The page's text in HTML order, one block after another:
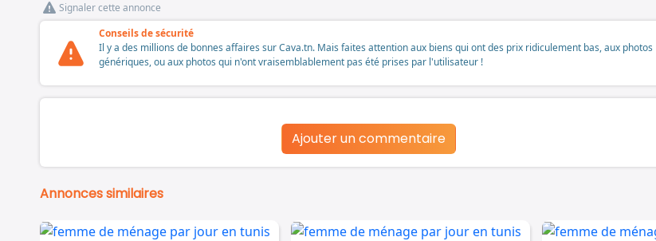
Signaler cette annonce
Conseils de sécurité
Il y a des millions de bonnes affaires sur Cava.tn. Mais faites attention aux biens qui ont des prix ridiculement bas, aux photos
génériques, ou aux photos qui n'ont vraisemblablement pas été prises par l'utilisateur !
Ajouter un commentaire
Annonces similaires